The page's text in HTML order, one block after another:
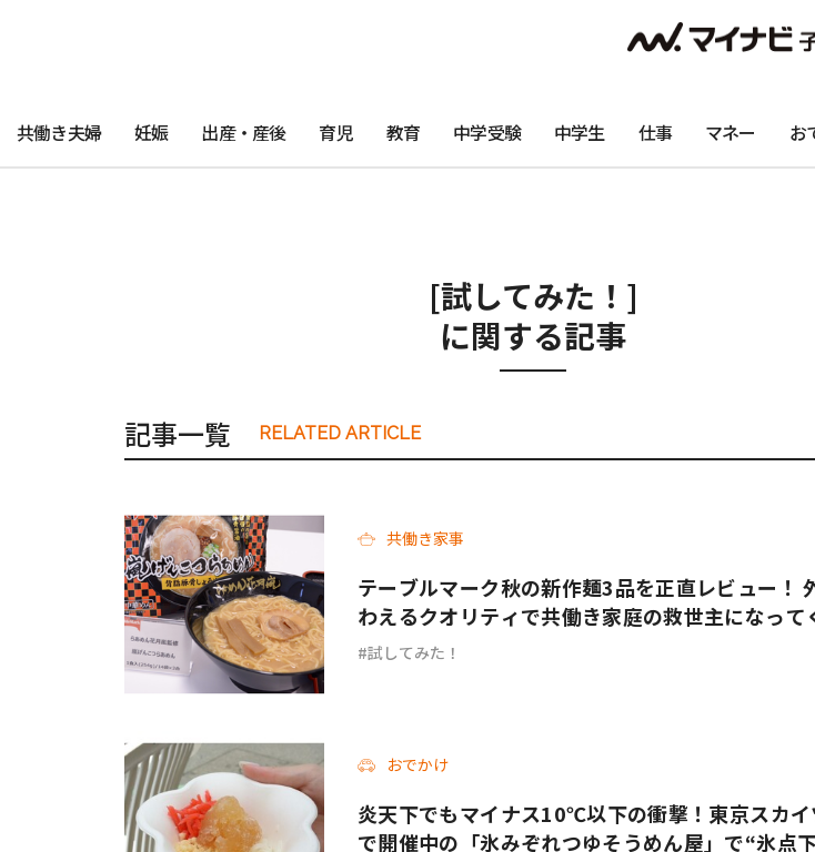
#ワンオペ育児 #コミックエッセイ
#渡邊大地の令和的ワーパパ道 #ベビーニュース
共働き夫婦 妊娠 出産・産後 育児 教育 中学受験 中学生 仕事 マネー お
[試してみた！]
に関する記事
記事一覧 RELATED ARTICLE
共働き家事
テーブルマーク秋の新作麺3品を正直レビュー！
わえるクオリティで共働き家庭の救世主になっ
試してみた！
おでかけ
炎天下でもマイナス10℃以下の衝撃！東京スカ
で開催中の「氷みぞれつゆそうめん屋」で“氷点